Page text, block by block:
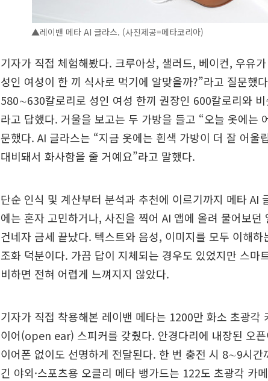
▲레이밴 메타 AI 글라스. (사진제공=메타코리아)
기자가 직접 체험해봤다. 크루아상, 샐러드, 베이컨, 우유
성인 여성이 한 끼 식사로 먹기에 알맞을까?”라고 질문했
580∼630칼로리로 성인 여성 한끼 권장인 600칼로리와
라고 답했다. 거울을 보고는 두 가방을 들고 “오늘 옷에는
문했다. AI 글라스는 “지금 옷에는 흰색 가방이 더 잘 어울
대비돼서 화사함을 줄 거예요”라고 말했다.
단순 인식 및 계산부터 분석과 추천에 이르기까지 메타 AI
에는 혼자 고민하거나, 사진을 찍어 AI 앱에 올려 물어보
건네자 금세 끝났다. 텍스트와 음성, 이미지를 모두 이해
조화 덕분이다. 가끔 답이 지체되는 경우도 있었지만 스마
비하면 전혀 어렵게 느껴지지 않았다.
기자가 직접 착용해본 레이밴 메타는 1200만 화소 초광각
이어(open ear) 스피커를 갖췄다. 안경다리에 내장된 오
이어폰 없이도 선명하게 전달된다. 한 번 충전 시 8∼9시간
긴 야외·스포츠용 오클리 메타 뱅가드는 122도 초광각 카